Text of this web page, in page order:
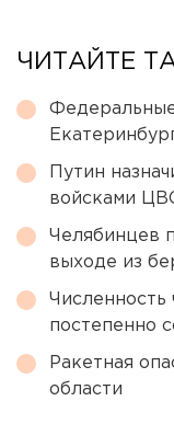
ЧИТАЙТЕ
Путин
войсками
Челябинцев
выходе из
Численность
постепенно
Ракетная
области